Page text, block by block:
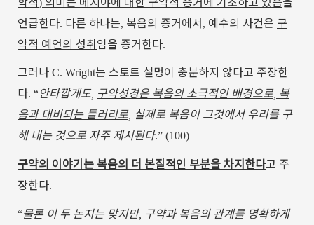
언급한다. 다른 하나는, 복음의 증거에서, 예수의 사건은 구
약적 예언의 성취임을 증거한다.
그러나 C. Wright는 스토트 설명이 충분하지 않다고 주장한
다. “안타깝게도, 구약성경은 복음의 소극적인 배경으로, 복
음과 대비되는 들러리로, 실제로 복음이 그것에서 우리를 구
해 내는 것으로 자주 제시된다.” (100)
구약의 이야기는 복음의 더 본질적인 부분을차지한다고 주
장한다.
“물론 이 두 논지는 맞지만, 구약과 복음의 관계를 명확하게